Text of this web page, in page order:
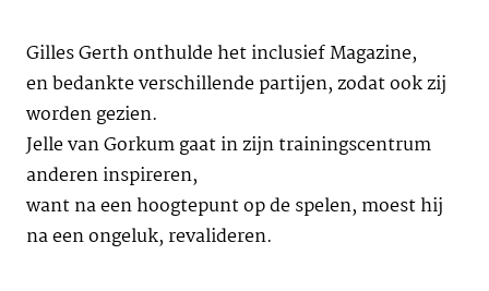
Gilles Gerth onthulde het inclusief Magazine,
en bedankte verschillende partijen, zodat ook zij
worden gezien.
Jelle van Gorkum gaat in zijn trainingscentrum
anderen inspireren,
want na een hoogtepunt op de spelen, moest hij
na een ongeluk, revalideren.